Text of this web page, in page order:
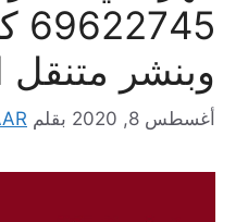
وبنشر متنقل
أغسطس 8, 2020 بقلم